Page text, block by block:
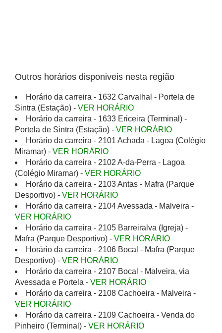
Outros horários disponiveis nesta região
Horário da carreira - 1632 Carvalhal - Portela de
Sintra (Estação) - VER HORÁRIO
Horário da carreira - 1633 Ericeira (Terminal) -
Portela de Sintra (Estação) - VER HORÁRIO
Horário da carreira - 2101 Achada - Lagoa (Colégio
Miramar) - VER HORÁRIO
Horário da carreira - 2102 A-da-Perra - Lagoa
(Colégio Miramar) - VER HORÁRIO
Horário da carreira - 2103 Antas - Mafra (Parque
Desportivo) - VER HORÁRIO
Horário da carreira - 2104 Avessada - Malveira -
VER HORÁRIO
Horário da carreira - 2105 Barreiralva (Igreja) -
Mafra (Parque Desportivo) - VER HORÁRIO
Horário da carreira - 2106 Bocal - Mafra (Parque
Desportivo) - VER HORÁRIO
Horário da carreira - 2107 Bocal - Malveira, via
Avessada e Portela - VER HORÁRIO
Horário da carreira - 2108 Cachoeira - Malveira -
VER HORÁRIO
Horário da carreira - 2109 Cachoeira - Venda do
Pinheiro (Terminal) - VER HORÁRIO